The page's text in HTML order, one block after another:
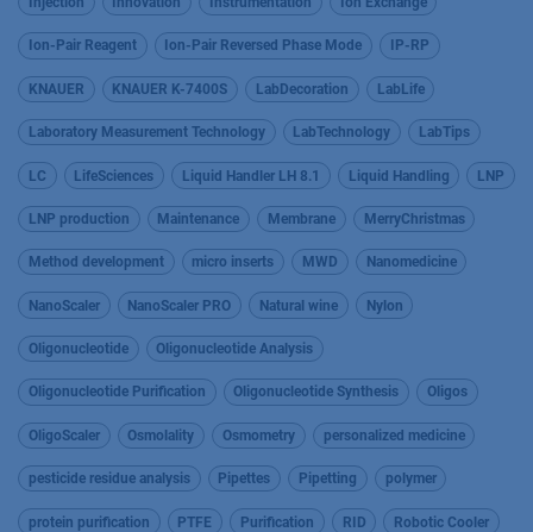
Ion-Pair Reagent Ion-Pair Reversed Phase Mode IP-RP
KNAUER KNAUER K-7400S LabDecoration LabLife
Laboratory Measurement Technology LabTechnology LabTips
LC LifeSciences Liquid Handler LH 8.1 Liquid Handling LNP
LNP production Maintenance Membrane MerryChristmas
Method development micro inserts MWD Nanomedicine
NanoScaler NanoScaler PRO Natural wine Nylon
Oligonucleotide Oligonucleotide Analysis
Oligonucleotide Purification Oligonucleotide Synthesis Oligos
OligoScaler Osmolality Osmometry personalized medicine
pesticide residue analysis Pipettes Pipetting polymer
protein purification PTFE Purification RID Robotic Cooler